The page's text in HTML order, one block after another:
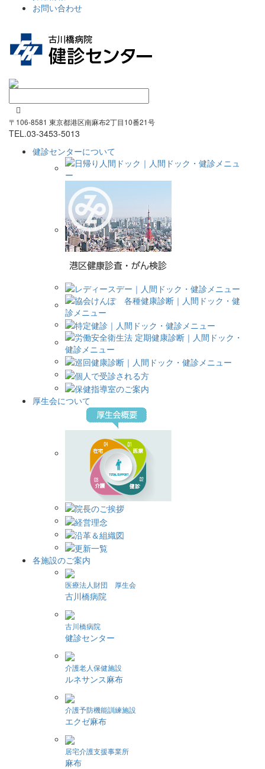
お問い合わせ

〒106-8581 東京都港区南麻布2丁目10番21号
TEL.03-3453-5013
健診センターについて
厚生会について
各施設のご案内
医療法人財団 厚生会
古川橋病院
古川橋病院
健診センター
介護老人保健施設
ルネサンス麻布
介護予防機能訓練施設
エクゼ麻布
居宅介護支援事業所
麻布